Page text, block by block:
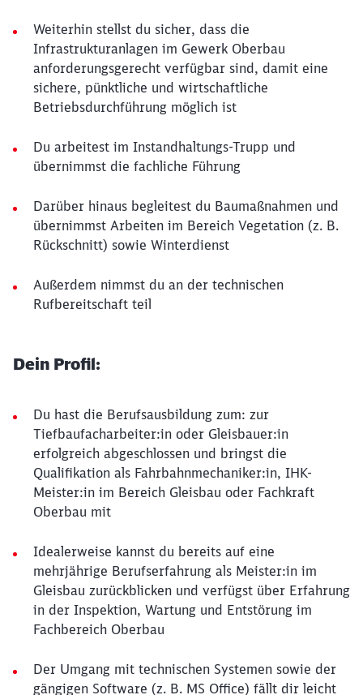
Weiterhin stellst du sicher, dass die
Infrastrukturanlagen im Gewerk Oberbau
anforderungsgerecht verfügbar sind, damit eine
sichere, pünktliche und wirtschaftliche
Betriebsdurchführung möglich ist
Du arbeitest im Instandhaltungs-Trupp und
übernimmst die fachliche Führung
Darüber hinaus begleitest du Baumaßnahmen und
übernimmst Arbeiten im Bereich Vegetation (z. B.
Rückschnitt) sowie Winterdienst
Außerdem nimmst du an der technischen
Rufbereitschaft teil
Dein Profil:
Du hast die Berufsausbildung zum: zur
Tiefbaufacharbeiter:in oder Gleisbauer:in
erfolgreich abgeschlossen und bringst die
Qualifikation als Fahrbahnmechaniker:in, IHK-
Meister:in im Bereich Gleisbau oder Fachkraft
Oberbau mit
Idealerweise kannst du bereits auf eine
mehrjährige Berufserfahrung als Meister:in im
Gleisbau zurückblicken und verfügst über Erfahrung
in der Inspektion, Wartung und Entstörung im
Fachbereich Oberbau
Der Umgang mit technischen Systemen sowie der
gängigen Software (z. B. MS Office) fällt dir leicht